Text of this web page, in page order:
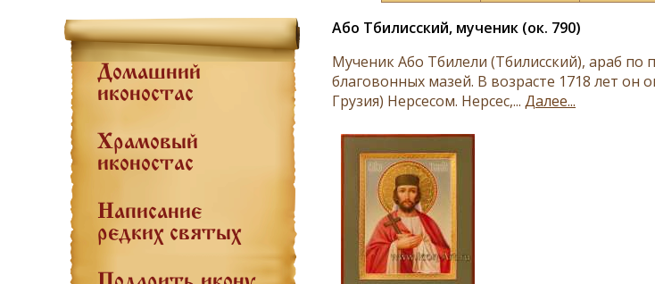
Домашний
иконостас
Храмовый
иконостас
Написание
редких святых
Або Тбилисский, мученик (ок. 790)
Мученик Або Тбилели (Тбилисский), араб
благовонных мазей. В возрасте 1718 лет он
Грузия) Нерсесом. Нерсес,... Далее...